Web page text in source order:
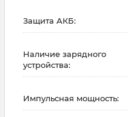
Защита АКБ:
Наличие зарядного
устройства:
Импульсная мощность: